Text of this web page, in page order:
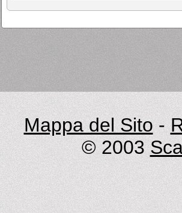
Mappa del Sito -
© 2003